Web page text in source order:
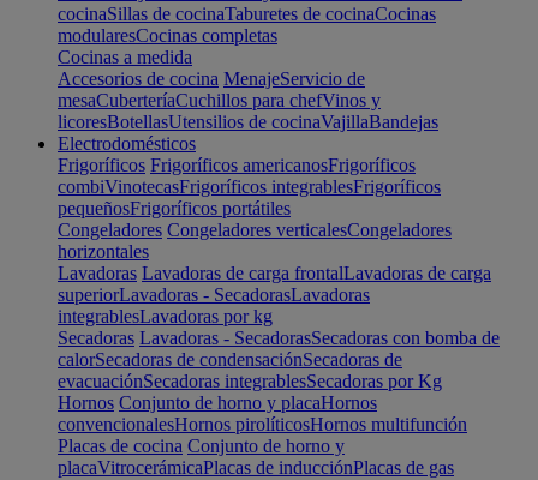
cocinaSillas de cocinaTaburetes de cocinaCocinas
modularesCocinas completas
Cocinas a medida
Accesorios de cocina MenajeServicio de
mesaCuberteríaCuchillos para chefVinos y
licoresBotellasUtensilios de cocinaVajillaBandejas
Electrodomésticos
Frigoríficos Frigoríficos americanosFrigoríficos
combiVinotecasFrigoríficos integrablesFrigoríficos
pequeñosFrigoríficos portátiles
Congeladores Congeladores verticalesCongeladores
horizontales
Lavadoras Lavadoras de carga frontalLavadoras de carga
superiorLavadoras - SecadorasLavadoras
integrablesLavadoras por kg
Secadoras Lavadoras - SecadorasSecadoras con bomba de
calorSecadoras de condensaciónSecadoras de
evacuaciónSecadoras integrablesSecadoras por Kg
Hornos Conjunto de horno y placaHornos
convencionalesHornos pirolíticosHornos multifunción
Placas de cocina Conjunto de horno y
placaVitrocerámicaPlacas de inducciónPlacas de gas